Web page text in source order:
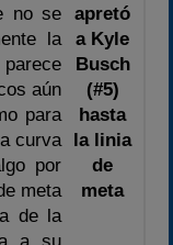
no se
la
aún
para
curva
por
meta
de la
apretó
a Kyle
Busch
(#5)
hasta
la linia
de
meta